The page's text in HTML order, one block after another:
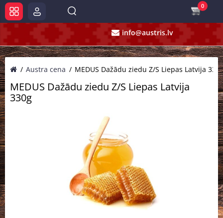
info@austris.lv
0
Austra cena MEDUS Dažādu ziedu Z/S Liepas Latvija
MEDUS Dažādu ziedu Z/S Liepas Latvija
330g